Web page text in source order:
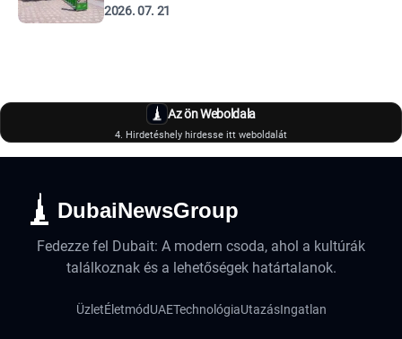
2026. 07. 21
Az ön Weboldala
4. Hirdetéshely hirdesse itt weboldalát
DubaiNewsGroup
Fedezze fel Dubait: A modern csoda, ahol a kultúrák
találkoznak és a lehetőségek határtalanok.
ÜzletÉletmódUAETechnológiaUtazásIngatlan